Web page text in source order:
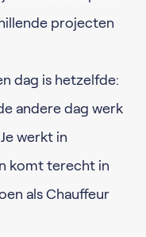
projecten
dag is hetzelfde:
andere dag werk
werkt in
komt terecht in
als Chauffeur